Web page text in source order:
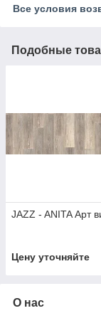
Все условия
Подобные
JAZZ - ANITA Арт
Цену уточняйте
О нас